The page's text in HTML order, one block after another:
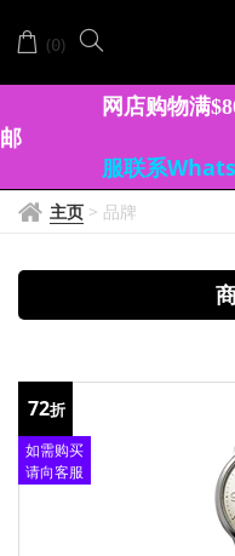
ORIENT
東
方
表
(0)
网店购物满$8
邮
服联系
主页 > 品牌
72折
如需购买
请向客服